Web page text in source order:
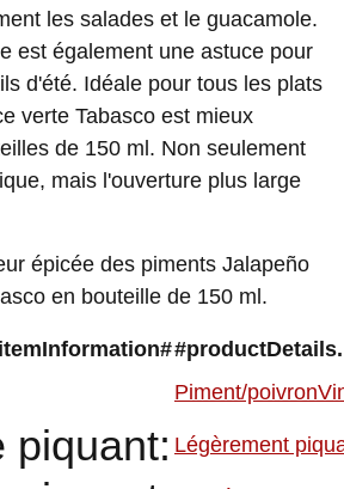
les salades et le guacamole.
est également une astuce pour
d'été. Idéale pour tous les plats
verte Tabasco est mieux
de 150 ml. Non seulement
mais l'ouverture plus large
épicée des piments Jalapeño
en bouteille de 150 ml.
Piment/poivron
piquant: Légèrement